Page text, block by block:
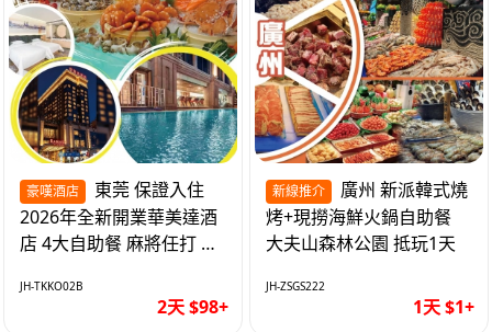
豪嘆酒店
2026年全新開業華美達酒
店 4大自助餐 麻將任打 抵
JH-TKKO02B
2天 $98+
新線推介
烤+現撈海鮮火鍋自助餐
大夫山森林公園 抵玩1天
JH-ZSGS222
1天 $1+